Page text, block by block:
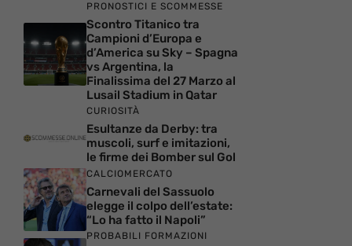
PRONOSTICI E SCOMMESSE
Scontro Titanico tra
Campioni d’Europa e
d’America su Sky – Spagna
vs Argentina, la
Finalissima del 27 Marzo al
Lusail Stadium in Qatar
CURIOSITÀ
Esultanze da Derby: tra
muscoli, surf e imitazioni,
le firme dei Bomber sul Gol
CALCIOMERCATO
Carnevali del Sassuolo
elegge il colpo dell’estate:
“Lo ha fatto il Napoli”
PROBABILI FORMAZIONI